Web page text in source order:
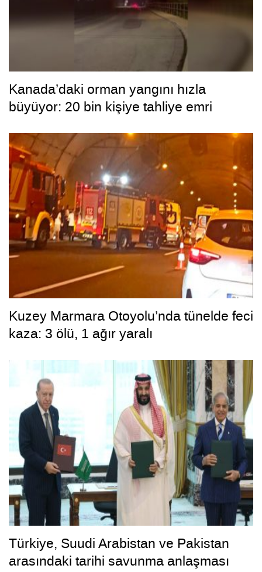
Kanada’daki orman yangını hızla
büyüyor: 20 bin kişiye tahliye emri
Kuzey Marmara Otoyolu’nda tünelde feci
kaza: 3 ölü, 1 ağır yaralı
Türkiye, Suudi Arabistan ve Pakistan
arasındaki tarihi savunma anlaşması